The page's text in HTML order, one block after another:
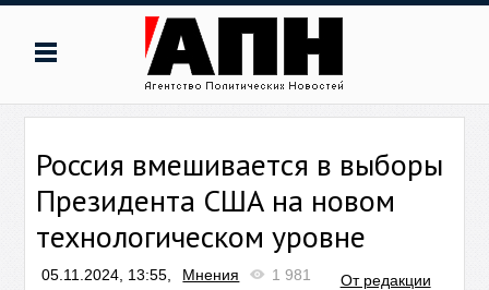
Россия вмешивается в выборы
Президента США на новом
технологическом уровне
05.11.2024, 13:55, Мнения 1 981 От редакции